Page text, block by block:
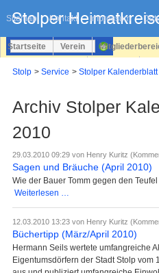
Sitemap Kontakt Impressum
überspringen
Startseite Verein
Stolp Service Stolper Kalenderblatt
Archiv Stolper
2010
29.03.2010 09:29 von Henry Kuritz
Sagen und Bräuche (April 2010)
Wie der Bauer Tomm gegen den
Weiterlesen …
Bräuche
(April
12.03.2010 13:23 von Henry Kuritz
Büchertipp (März/April 2010)
Hermann Seils wertete umfangreiche
Eigentumsdörfern der Stadt Stolp vom